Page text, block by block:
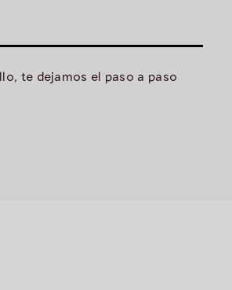
te dejamos el paso a paso